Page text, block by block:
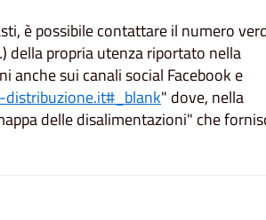
è possibile contattare il numero
della propria utenza riportato nella
anche sui canali social Facebook e
" dove, nella
delle disalimentazioni" che